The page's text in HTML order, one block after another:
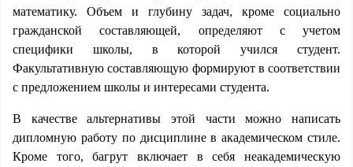
математику. Объем и глубину задач, кроме социально
гражданской составляющей, определяют с учетом
специфики школы, в которой учился студент.
Факультативную составляющую формируют в соответствии
с предложением школы и интересами студента.
В качестве альтернативы этой части можно написать
дипломную работу по дисциплине в академическом стиле.
Кроме того, багрут включает в себя неакадемическую